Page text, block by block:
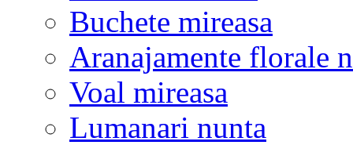
Buchete mireasa
Aranajamente florale
Voal mireasa
Lumanari nunta